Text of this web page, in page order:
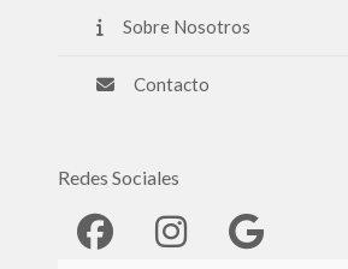
Sobre Nosotros
Contacto
Redes Sociales